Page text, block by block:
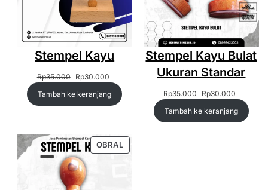
Stempel Kayu
Rp35.000
Harga
adalah:
Rp30.000
saat
Tambah ke keranjang
Stempel Kayu Bulat
Ukuran Standar
Rp35.000 Harga
adalah:
Rp30.000
saat
Tambah ke keranjang
OBRAL
DENGAN